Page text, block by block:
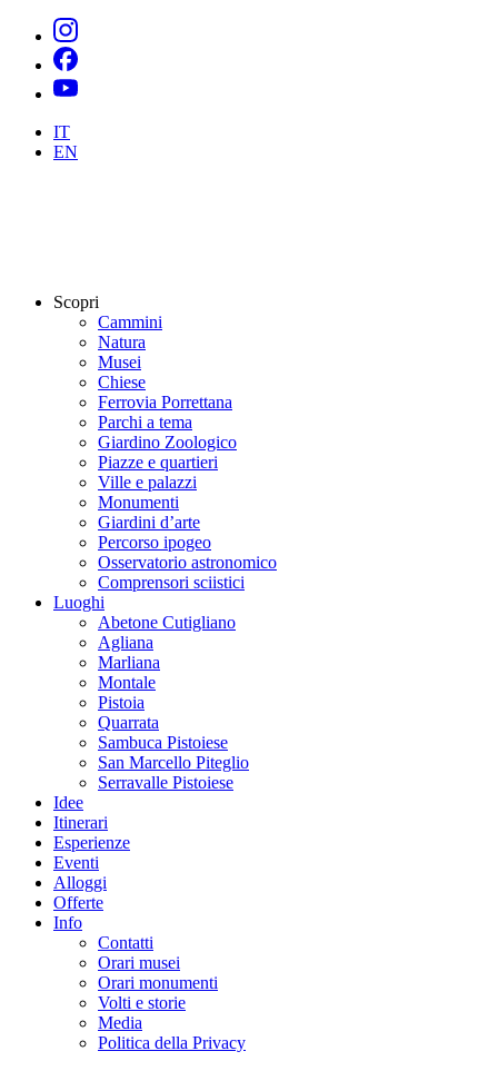
IT
EN
Scopri
Cammini
Natura
Musei
Chiese
Ferrovia Porrettana
Parchi a tema
Giardino Zoologico
Piazze e quartieri
Ville e palazzi
Monumenti
Giardini d’arte
Percorso ipogeo
Osservatorio astronomico
Comprensori sciistici
Luoghi
Abetone Cutigliano
Agliana
Marliana
Montale
Pistoia
Quarrata
Sambuca Pistoiese
San Marcello Piteglio
Serravalle Pistoiese
Idee
Itinerari
Esperienze
Eventi
Alloggi
Offerte
Info
Contatti
Orari musei
Orari monumenti
Volti e storie
Media
Politica della Privacy